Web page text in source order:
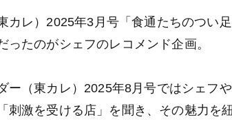
カレ）2025年3月号「食通たちのつい
ったのがシェフのレコメンド企画。
ー（東カレ）2025年8月号ではシェフ
刺激を受ける店」を聞き、その魅力を